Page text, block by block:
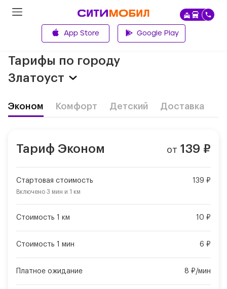
App Store Google Play
Тарифы по городу
Златоуст
Эконом Комфорт Детский Доставка
Тариф Эконом от 139 ₽
Стартовая стоимость 139 ₽
Включено 3 мин и 1 км
Стоимость 1 км 10 ₽
Стоимость 1 мин 6 ₽
Платное ожидание 8 ₽/мин